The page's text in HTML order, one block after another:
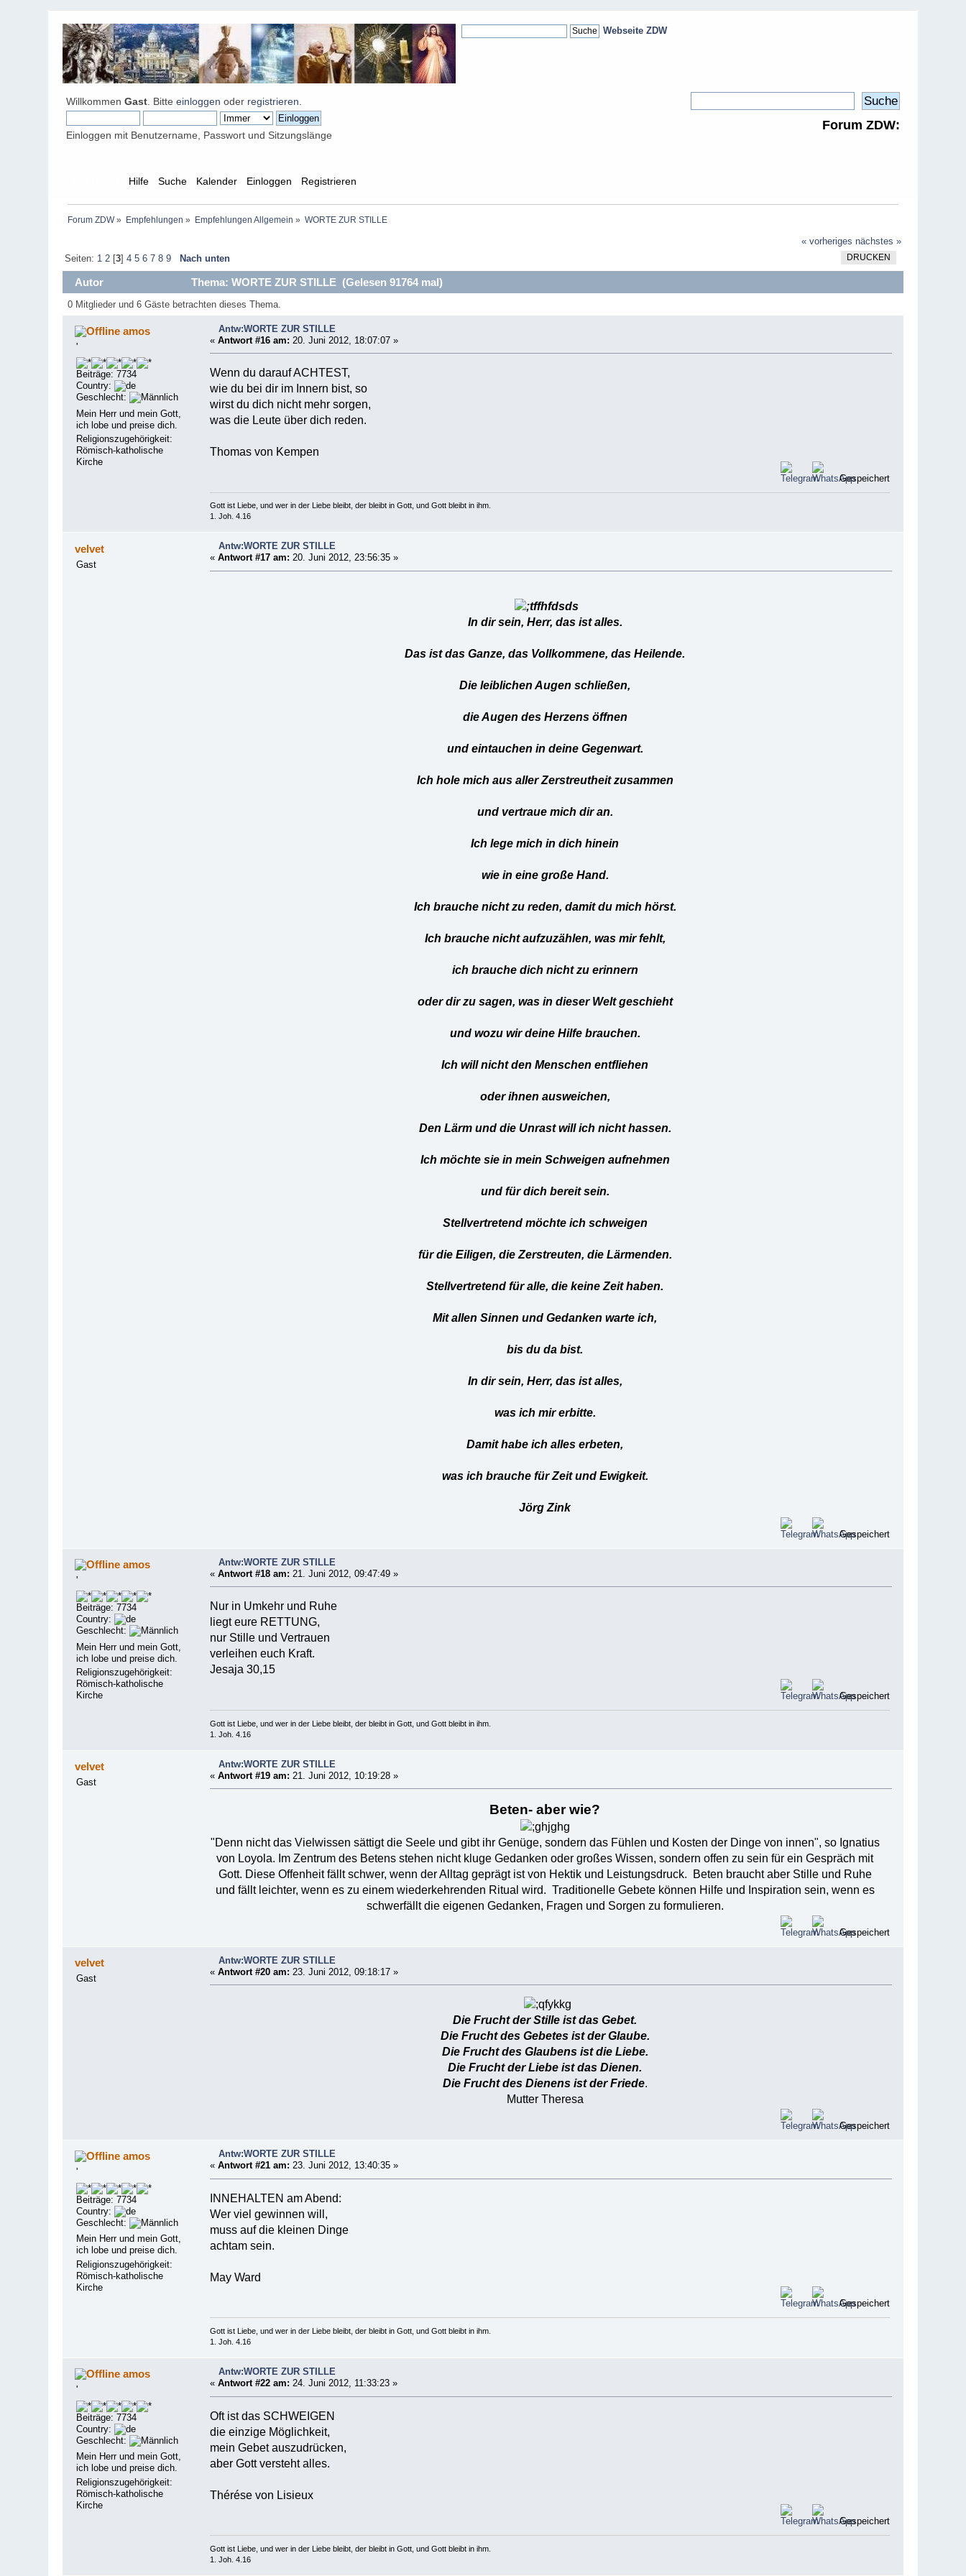
Webseite ZDW
WillkommenGast . Bitteeinloggen oder registrieren
Einloggen mit Benutzername, Passwort und Sitzungslänge
Forum ZDW:
Hilfe Suche Kalender Einloggen Registrieren
Forum ZDW» Empfehlungen » Empfehlungen Allgemein » WORTE ZUR STILLE
« vorheriges nächstes »
DRUCKEN
Seiten: 1 2[3] 4 5 6 7 8 9 Nach unten
Autor Thema: WORTE ZUR STILLE (Gelesen 91764 mal)
0 Mitglieder und 6 Gäste betrachten dieses Thema.
amos
'
Beiträge: 7734
Country:
Geschlecht:
Mein Herr und mein Gott,
ich lobe und preise dich.
Religionszugehörigkeit:
Römisch-katholische
Kirche
Antw:WORTE ZUR STILLE
« Antwort #16 am: 20. Juni 2012, 18:07:07 »
Wenn du darauf ACHTEST,
wie du bei dir im Innern bist, so
wirst du dich nicht mehr sorgen,
was die Leute über dich reden.
Thomas von Kempen
Gespeichert
Gott ist Liebe, und wer in der Liebe bleibt, der bleibt in Gott, und Gott bleibt in ihm.
1. Joh. 4.16
velvet
Gast
Antw:WORTE ZUR STILLE
« Antwort #17 am: 20. Juni 2012, 23:56:35 »
In dir sein, Herr, das ist alles.
Das ist das Ganze, das Vollkommene, das Heilende.
Die leiblichen Augen schließen,
die Augen des Herzens öffnen
und eintauchen in deine Gegenwart.
Ich hole mich aus aller Zerstreutheit zusammen
und vertraue mich dir an.
Ich lege mich in dich hinein
wie in eine große Hand.
Ich brauche nicht zu reden, damit du mich hörst.
Ich brauche nicht aufzuzählen, was mir fehlt,
ich brauche dich nicht zu erinnern
oder dir zu sagen, was in dieser Welt geschieht
und wozu wir deine Hilfe brauchen.
Ich will nicht den Menschen entfliehen
oder ihnen ausweichen,
Den Lärm und die Unrast will ich nicht hassen.
Ich möchte sie in mein Schweigen aufnehmen
und für dich bereit sein.
Stellvertretend möchte ich schweigen
für die Eiligen, die Zerstreuten, die Lärmenden.
Stellvertretend für alle, die keine Zeit haben.
Mit allen Sinnen und Gedanken warte ich,
bis du da bist.
In dir sein, Herr, das ist alles,
was ich mir erbitte.
Damit habe ich alles erbeten,
was ich brauche für Zeit und Ewigkeit.
Jörg Zink
Gespeichert
amos
'
Beiträge: 7734
Country:
Geschlecht:
Mein Herr und mein Gott,
ich lobe und preise dich.
Religionszugehörigkeit:
Römisch-katholische
Kirche
Antw:WORTE ZUR STILLE
« Antwort #18 am: 21. Juni 2012, 09:47:49 »
Nur in Umkehr und Ruhe
liegt eure RETTUNG,
nur Stille und Vertrauen
verleihen euch Kraft.
Jesaja 30,15
Gespeichert
Gott ist Liebe, und wer in der Liebe bleibt, der bleibt in Gott, und Gott bleibt in ihm.
1. Joh. 4.16
velvet
Gast
Antw:WORTE ZUR STILLE
« Antwort #19 am: 21. Juni 2012, 10:19:28 »
Beten- aber wie?
"Denn nicht das Vielwissen sättigt die Seele und gibt ihr Genüge, sondern das Fühlen und Kosten der Dinge von innen", so Ignatius
von Loyola. Im Zentrum des Betens stehen nicht kluge Gedanken oder großes Wissen, sondern offen zu sein für ein Gespräch mit
Gott. Diese Offenheit fällt schwer, wenn der Alltag geprägt ist von Hektik und Leistungsdruck. Beten braucht aber Stille und Ruhe
und fällt leichter, wenn es zu einem wiederkehrenden Ritual wird. Traditionelle Gebete können Hilfe und Inspiration sein, wenn es
schwerfällt die eigenen Gedanken, Fragen und Sorgen zu formulieren.
Gespeichert
velvet
Gast
Antw:WORTE ZUR STILLE
« Antwort #20 am: 23. Juni 2012, 09:18:17 »
Die Frucht der Stille ist das Gebet.
Die Frucht des Gebetes ist der Glaube.
Die Frucht des Glaubens ist die Liebe.
Die Frucht der Liebe ist das Dienen.
Die Frucht des Dienens ist der Friede.
Mutter Theresa
Gespeichert
amos
'
Beiträge: 7734
Country:
Geschlecht:
Mein Herr und mein Gott,
ich lobe und preise dich.
Religionszugehörigkeit:
Römisch-katholische
Kirche
Antw:WORTE ZUR STILLE
« Antwort #21 am: 23. Juni 2012, 13:40:35 »
INNEHALTEN am Abend:
Wer viel gewinnen will,
muss auf die kleinen Dinge
achtam sein.
May Ward
Gespeichert
Gott ist Liebe, und wer in der Liebe bleibt, der bleibt in Gott, und Gott bleibt in ihm.
1. Joh. 4.16
amos
'
Beiträge: 7734
Country:
Geschlecht:
Mein Herr und mein Gott,
ich lobe und preise dich.
Religionszugehörigkeit:
Römisch-katholische
Kirche
Antw:WORTE ZUR STILLE
« Antwort #22 am: 24. Juni 2012, 11:33:23 »
Oft ist das SCHWEIGEN
die einzige Möglichkeit,
mein Gebet auszudrücken,
aber Gott versteht alles.
Thérése von Lisieux
Gespeichert
Gott ist Liebe, und wer in der Liebe bleibt, der bleibt in Gott, und Gott bleibt in ihm.
1. Joh. 4.16